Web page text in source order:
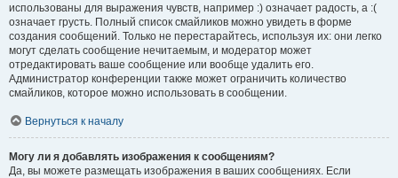
использованы для выражения чувств, например :) означает радость, а :(
означает грусть. Полный список смайликов можно увидеть в форме
создания сообщений. Только не перестарайтесь, используя их: они легко
могут сделать сообщение нечитаемым, и модератор может
отредактировать ваше сообщение или вообще удалить его.
Администратор конференции также может ограничить количество
смайликов, которое можно использовать в сообщении.
Вернуться к началу
Могу ли я добавлять изображения к сообщениям?
Да, вы можете размещать изображения в ваших сообщениях. Если